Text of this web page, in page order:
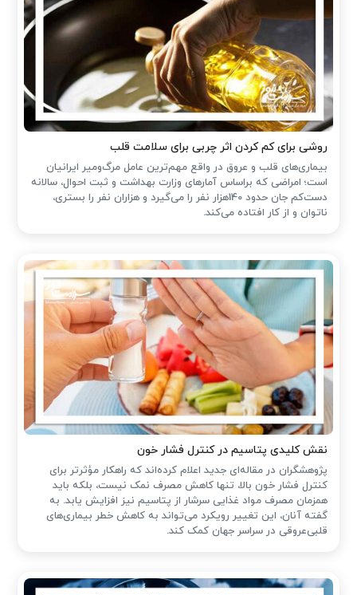
روشی برای کم کردن اثر چربی برای سلامت قلب
بیماری‌های قلب و عروق در واقع مهم‌ترین عامل مرگ‌ومیر ایرانیان
است؛ امراضی که براساس آمارهای وزارت بهداشت و ثبت احوال، سالانه
دست‌کم جان حدود 140هزار نفر را می‌گیرد و هزاران نفر را بستری،
ناتوان و از کار افتاده می‌کند.
نقش کلیدی پتاسیم در کنترل فشار خون
پژوهشگران در مقاله‌ای جدید اعلام کرده‌اند که راهکار مؤثرتر برای
کنترل فشار خون بالا، تنها کاهش مصرف نمک نیست، بلکه باید
همزمان مصرف مواد غذایی سرشار از پتاسیم نیز افزایش یابد. به
گفته آنان، این تغییر رویکرد می‌تواند به کاهش خطر بیماری‌های
قلبی‌عروقی در سراسر جهان کمک کند.